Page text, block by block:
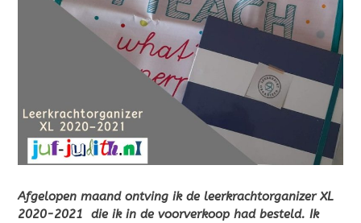
Afgelopen maand ontving ik de leerkrachtorganizer XL
2020-2021 die ik in de voorverkoop had besteld. Ik